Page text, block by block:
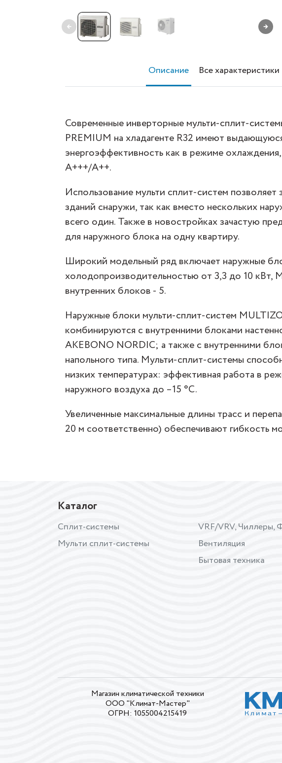
← →
Описание Все характеристики
Современные инверторные мульти-сплит-
PREMIUM на хладагенте R32 имеют
энергоэффективность как в режиме
А+++/A++.
Использование мульти сплит-систем позволяет
зданий снаружи, так как вместо нескольких
всего один. Также в новостройках зачастую
для наружного блока на одну квартиру.
Широкий модельный ряд включает наружные
холодопроизводительностью от 3,3 до 10 кВт,
внутренних блоков - 5.
Наружные блоки мульти-сплит-систем
комбинируются с внутренними блоками
AKEBONO NORDIC; а также с внутренними
напольного типа. Мульти-сплит-системы
низких температурах: эффективная работа в
наружного воздуха до –15 °C.
Увеличенные максимальные длины трасс и
20 м соответственно) обеспечивают гибкость
Каталог
Сплит-системы
Мульти сплит-системы
VRF/VRV, Чиллеры,
Вентиляция
Бытовая техника
Магазин климатической техники
ООО "Климат-Мастер"
ОГРН: 1055004215419